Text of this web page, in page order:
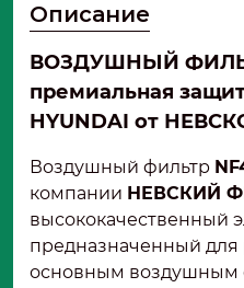
Описание
ВОЗДУШНЫЙ
премиальная
HYUNDAI от
Воздушный фильтр
компании НЕВСКИЙ
высококачественный
предназначенный для
основным воздушным